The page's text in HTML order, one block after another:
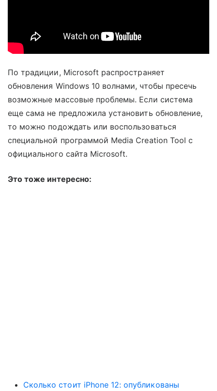
По традиции, Microsoft распространяет
обновления Windows 10 волнами, чтобы пресечь
возможные массовые проблемы. Если система
еще сама не предложила установить обновление,
то можно подождать или воспользоваться
специальной программой Media Creation Tool с
официального сайта Microsoft.
Это тоже интересно:
Сколько стоит iPhone 12: опубликованы